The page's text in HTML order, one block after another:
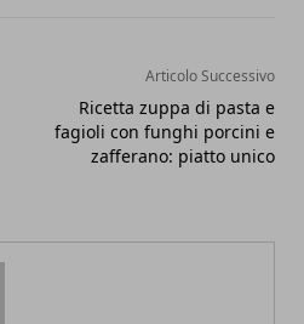
Articolo Successivo
Ricetta zuppa di pasta e
fagioli con funghi porcini e
zafferano: piatto unico